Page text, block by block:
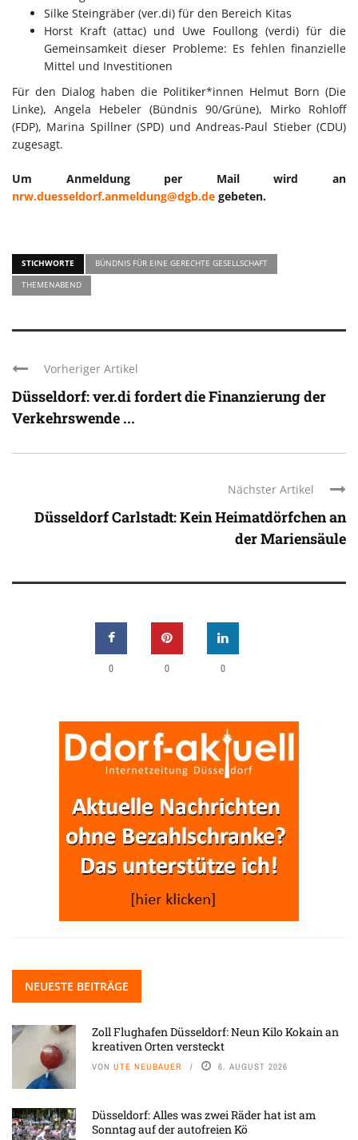
Silke Steingräber (ver.di) für den Bereich Kitas
Horst Kraft (attac) und Uwe Foullong (verdi) für die
Gemeinsamkeit dieser Probleme: Es fehlen finanzielle
Mittel und Investitionen
Für den Dialog haben die Politiker*innen Helmut Born (Die
Linke), Angela Hebeler (Bündnis 90/Grüne), Mirko Rohloff
(FDP), Marina Spillner (SPD) und Andreas-Paul Stieber (CDU)
zugesagt.
Um Anmeldung per Mail wird an
nrw.duesseldorf.anmeldung@dgb.de gebeten.
STICHWORTE
BÜNDNIS FÜR EINE GERECHTE GESELLSCHAFT
THEMENABEND
Vorheriger Artikel
Düsseldorf: ver.di fordert die Finanzierung der
Verkehrswende ...
Nächster Artikel
Düsseldorf Carlstadt: Kein Heimatdörfchen an
der Mariensäule
0 0 0
NEUESTE BEITRÄGE
Zoll Flughafen Düsseldorf: Neun Kilo Kokain an
kreativen Orten versteckt
VON UTE NEUBAUER 6. AUGUST 2026
Düsseldorf: Alles was zwei Räder hat ist am
Sonntag auf der autofreien Kö